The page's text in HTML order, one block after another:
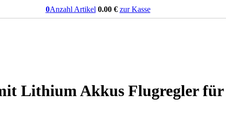
0Anzahl Artikel 0.00€ zur Kasse
Lithium Akkus Flugregler